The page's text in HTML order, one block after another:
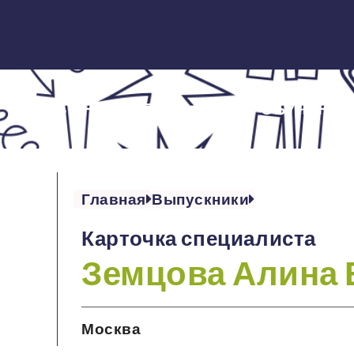
ОБ ИНСТИТУТЕ ОБУЧЕНИЕ
Главная Выпускники
Карточка специалиста
Земцова
Москва